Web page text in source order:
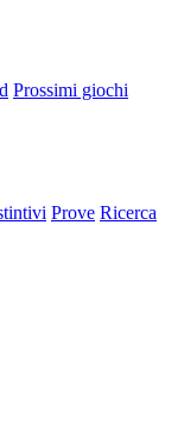
Prossimi giochi
Prove Ricerca